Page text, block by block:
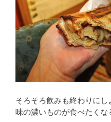
そろそろ飲みも終わりに
味の濃いものが食べたくな